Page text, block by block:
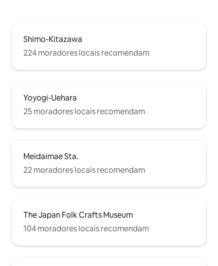
Shimo-Kitazawa
224 moradores locais recomendam
Yoyogi-Uehara
25 moradores locais recomendam
Meidaimae Sta.
22 moradores locais recomendam
The Japan Folk Crafts Museum
104 moradores locais recomendam